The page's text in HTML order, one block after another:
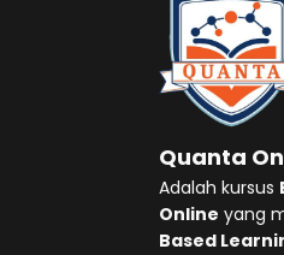
Quanta
Adalah kursus
Online yang
Based